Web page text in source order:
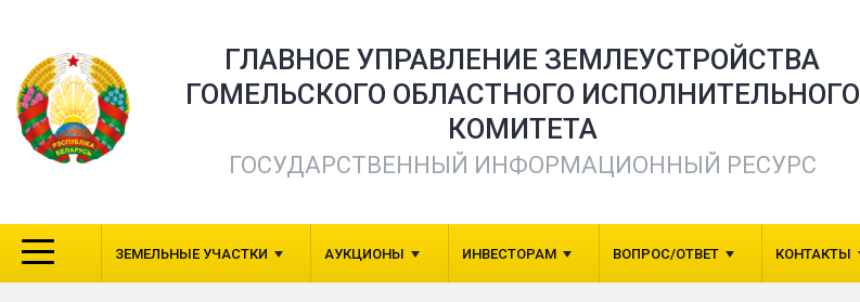
ГЛАВНОЕ УПРАВЛЕНИЕ ЗЕМЛЕУСТРОЙСТВА
ГОМЕЛЬСКОГО ОБЛАСТНОГО ИСПОЛНИТЕЛЬНОГО
КОМИТЕТА
ГОСУДАРСТВЕННЫЙ ИНФОРМАЦИОННЫЙ РЕСУРС
ЗЕМЕЛЬНЫЕ УЧАСТКИ АУКЦИОНЫ ИНВЕСТОРАМ ВОПРОС/ОТВЕТ КОНТАКТЫ